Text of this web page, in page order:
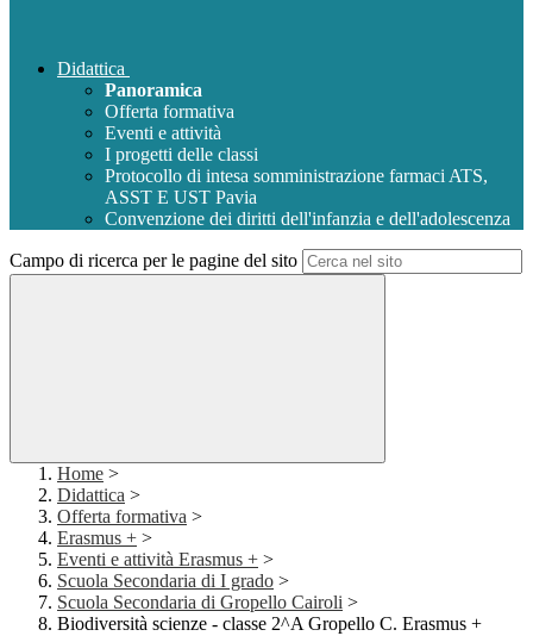
Didattica
Panoramica
Offerta formativa
Eventi e attività
I progetti delle classi
Protocollo di intesa somministrazione farmaci ATS,
ASST E UST Pavia
Convenzione dei diritti dell'infanzia e dell'adolescenza
Campo di ricerca per le pagine del sito
Home >
Didattica >
Offerta formativa >
Erasmus + >
Eventi e attività Erasmus + >
Scuola Secondaria di I grado >
Scuola Secondaria di Gropello Cairoli >
Biodiversità scienze - classe 2^A Gropello C. Erasmus +